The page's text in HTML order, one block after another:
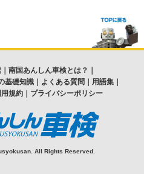
｜ 南国あんしん車検とは？ ｜
基礎知識 ｜ よくある質問 ｜ 用語集 ｜
用規約 ｜ プライバシーポリシー
All Rights Reserved.